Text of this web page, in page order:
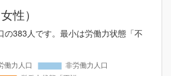
性）
の383人です。最小は労働力状態「不